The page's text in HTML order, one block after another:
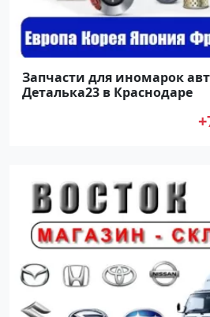
Запчасти для иномарок
Деталька23 в Краснодаре